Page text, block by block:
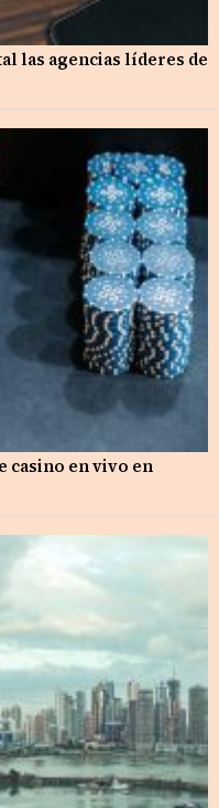
las agencias líderes de
casino en vivo en